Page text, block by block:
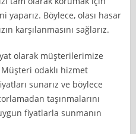
Böylece, olası hasar
karşılanmasını sağlarız.
olarak müşterilerimize
odaklı hizmet
sunarız ve böylece
taşınmalarını
fiyatlarla sunmanın